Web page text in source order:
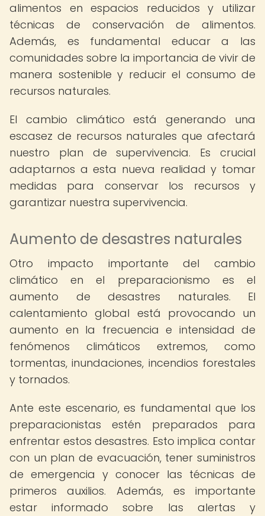
alimentos en espacios reducidos y utilizar
técnicas de conservación de alimentos.
Además, es fundamental educar a las
comunidades sobre la importancia de vivir de
manera sostenible y reducir el consumo de
recursos naturales.
El cambio climático está generando una
escasez de recursos naturales que afectará
nuestro plan de supervivencia. Es crucial
adaptarnos a esta nueva realidad y tomar
medidas para conservar los recursos y
garantizar nuestra supervivencia.
Aumento de desastres naturales
Otro impacto importante del cambio
climático en el preparacionismo es el
aumento de desastres naturales. El
calentamiento global está provocando un
aumento en la frecuencia e intensidad de
fenómenos climáticos extremos, como
tormentas, inundaciones, incendios forestales
y tornados.
Ante este escenario, es fundamental que los
preparacionistas estén preparados para
enfrentar estos desastres. Esto implica contar
con un plan de evacuación, tener suministros
de emergencia y conocer las técnicas de
primeros auxilios. Además, es importante
estar informado sobre las alertas y